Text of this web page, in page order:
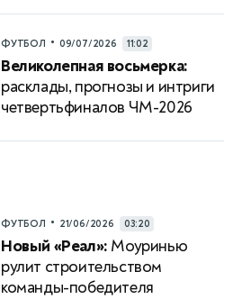
ФУТБОЛ • 09/07/2026 11:02
Великолепная восьмерка:
расклады, прогнозы и интриги
четвертьфиналов ЧМ-2026
ФУТБОЛ • 21/06/2026 03:20
Новый «Реал»: Моуринью
рулит строительством
команды-победителя